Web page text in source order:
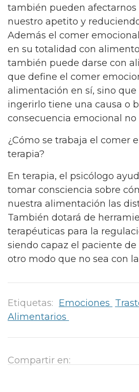
también pueden
nuestro apetito y
Además el comer
en su totalidad con
también puede darse con
que define el comer
alimentación en sí, sino
ingerirlo tiene una causa o
consecuencia emocional no
¿Cómo se trabaja el comer
terapia?
En terapia, el psicólogo
tomar consciencia sobre
nuestra alimentación las
También dotará de
terapéuticas para la
siendo capaz el paciente
otro modo que no sea con
Etiquetas: Emociones
Alimentarios
Compartir en: